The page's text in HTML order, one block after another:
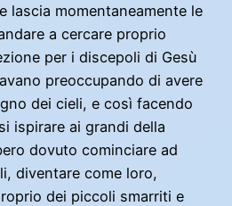
lascia momentaneamente le
a cercare proprio
per i discepoli di Gesù
preoccupando di avere
dei cieli, e così facendo
ispirare ai grandi della
dovuto cominciare ad
diventare come loro,
dei piccoli smarriti e